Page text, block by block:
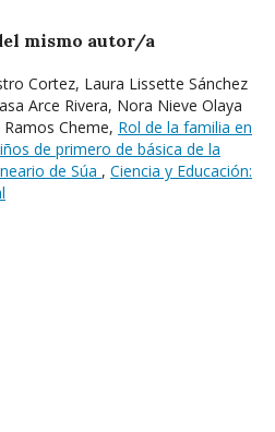
mismo autor/a
Cortez, Laura Lissette Sánchez
Arce Rivera, Nora Nieve Olaya
Cheme, Rol de la familia en
de primero de básica de la
de Súa , Ciencia y Educación: